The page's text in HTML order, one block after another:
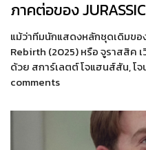
ภาคต่อของ
แม้ว่าทีมนักแสดงหลักชุดเดิมข
Rebirth (2025) หรือ จูราสสิค
ด้วย สการ์เลตต์ โจแฮนส์สัน, โ
comments